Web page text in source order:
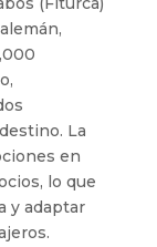
La
en
lo que
y adaptar